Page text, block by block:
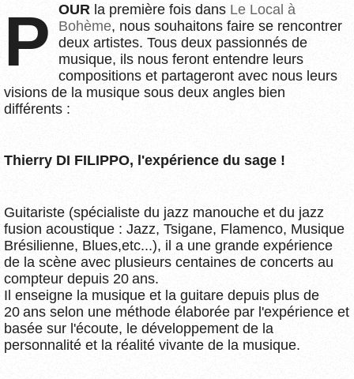
POUR la première fois dans Le Local à
Bohème, nous souhaitons faire se rencontrer
deux artistes. Tous deux passionnés de
musique, ils nous feront entendre leurs
compositions et partageront avec nous leurs
visions de la musique sous deux angles bien
différents :
Thierry DI FILIPPO, l'expérience du sage !
Guitariste (spécialiste du jazz manouche et du jazz
fusion acoustique : Jazz, Tsigane, Flamenco, Musique
Brésilienne, Blues,etc...), il a une grande expérience
de la scène avec plusieurs centaines de concerts au
compteur depuis 20 ans.
Il enseigne la musique et la guitare depuis plus de
20 ans selon une méthode élaborée par l'expérience et
basée sur l'écoute, le développement de la
personnalité et la réalité vivante de la musique.